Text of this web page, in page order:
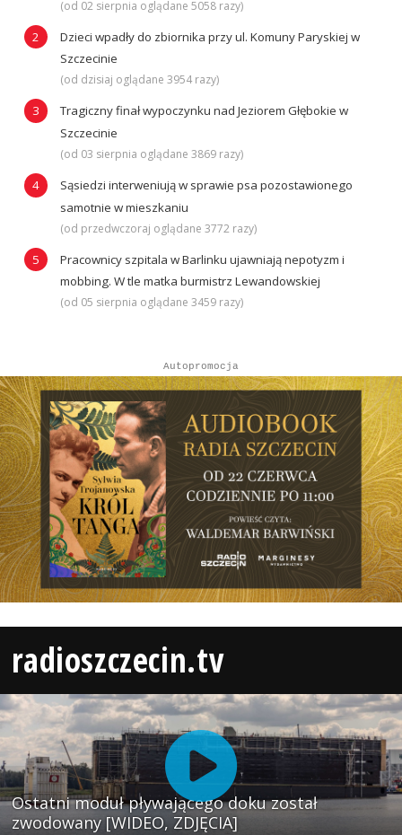
(od 02 sierpnia oglądane 5058 razy)
Dzieci wpadły do zbiornika przy ul. Komuny Paryskiej w
Szczecinie
(od dzisiaj oglądane 3954 razy)
Tragiczny finał wypoczynku nad Jeziorem Głębokie w
Szczecinie
(od 03 sierpnia oglądane 3869 razy)
Sąsiedzi interweniują w sprawie psa pozostawionego
samotnie w mieszkaniu
(od przedwczoraj oglądane 3772 razy)
Pracownicy szpitala w Barlinku ujawniają nepotyzm i
mobbing. W tle matka burmistrz Lewandowskiej
(od 05 sierpnia oglądane 3459 razy)
Autopromocja
radioszczecin.tv
Ostatni moduł pływającego doku został
zwodowany [WIDEO, ZDJĘCIA]